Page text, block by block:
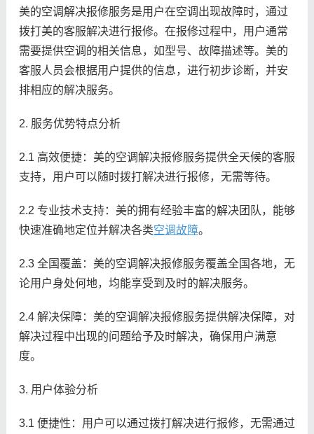
美的空调解决报修服务是用户在空调出现故障时，通过
拨打美的客服解决进行报修。在报修过程中，用户通常
需要提供空调的相关信息，如型号、故障描述等。美的
客服人员会根据用户提供的信息，进行初步诊断，并安
排相应的解决服务。
2. 服务优势特点分析
2.1 高效便捷：美的空调解决报修服务提供全天候的客服
支持，用户可以随时拨打解决进行报修，无需等待。
2.2 专业技术支持：美的拥有经验丰富的解决团队，能够
快速准确地定位并解决各类空调故障。
2.3 全国覆盖：美的空调解决报修服务覆盖全国各地，无
论用户身处何地，均能享受到及时的解决服务。
2.4 解决保障：美的空调解决报修服务提供解决保障，对
解决过程中出现的问题给予及时解决，确保用户满意
度。
3. 用户体验分析
3.1 便捷性：用户可以通过拨打解决进行报修，无需通过